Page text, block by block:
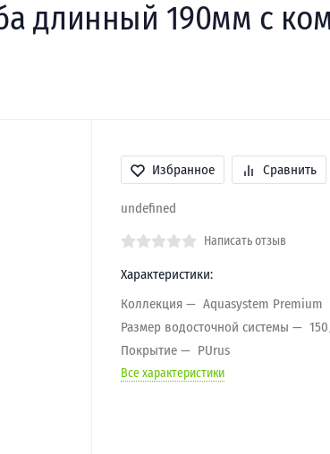
длинный 190мм с
Избранное Сравнить
undefined
Написать отзыв
Характеристики:
Коллекция
Aquasystem Premium
Размер водосточной системы
Покрытие
PUrus
Все характеристики